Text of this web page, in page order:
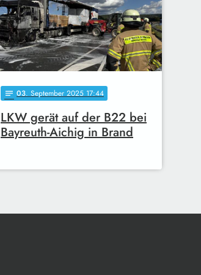
notes 03. September 2025 17:44
LKW gerät auf der B22 bei
Bayreuth-Aichig in Brand